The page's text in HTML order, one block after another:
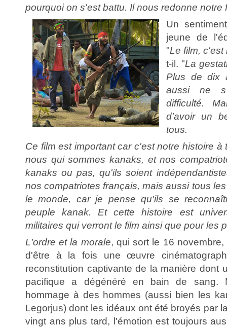
pourquoi on s'est battu. Il nous redonne notre
Un
jeune de
"Le film, c'est
t-il. "La
Plus de dix
aussi ne
difficulté.
d'avoir un
tous.
Ce film est important car c'est notre histoire à
nous qui sommes kanaks, et nos
kanaks ou pas, qu'ils soient
nos compatriotes français, mais aussi tous
le monde, car je pense qu'ils se
peuple kanak. Et cette histoire est
militaires qui verront le film ainsi que pour les
L'ordre et la morale, qui sort le 16
d'être à la fois une œuvre
reconstitution captivante de la manière dont
pacifique a dégénéré en bain de sang.
hommage à des hommes (aussi bien les
Legorjus) dont les idéaux ont été broyés par
vingt ans plus tard, l'émotion est toujours